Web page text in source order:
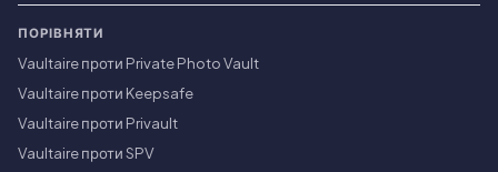
ПОРІВНЯТИ
Vaultaire проти Private Photo Vault
Vaultaire проти Keepsafe
Vaultaire проти Privault
Vaultaire проти SPV